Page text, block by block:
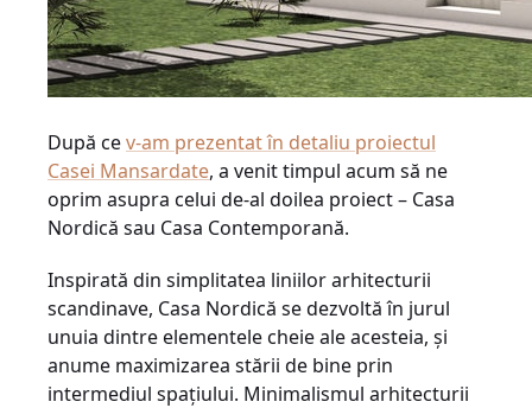
După cev-am prezentat în detaliu proiectul
Casei Mansardate, a venit timpul acum să ne
oprim asupra celui de-al doilea proiect – Casa
Nordică sau Casa Contemporană.
Inspirată din simplitatea liniilor arhitecturii
scandinave, Casa Nordică se dezvoltă în jurul
unuia dintre elementele cheie ale acesteia, și
anume maximizarea stării de bine prin
intermediul spațiului. Minimalismul arhitecturii